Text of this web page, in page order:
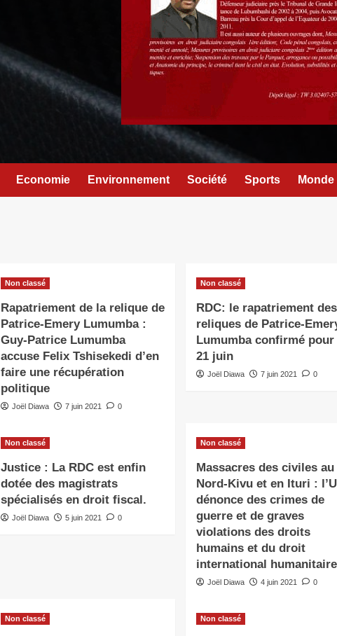
Economie Environnement Société Sports Monde
Non classé
Rapatriement de la relique de
Patrice-Emery Lumumba :
Guy-Patrice Lumumba
accuse Felix Tshisekedi d’en
faire une récupération
politique
Joël Diawa 7 juin 2021 0
Non classé
RDC: le rapatriement des
reliques de Patrice-
Lumumba confirmé pour
21 juin
Joël Diawa 7 juin 2021 0
Non classé
Justice : La RDC est enfin
dotée des magistrats
spécialisés en droit fiscal.
Joël Diawa 5 juin 2021 0
Non classé
Massacres des civiles au
Nord-Kivu et en Ituri :
dénonce des crimes de
guerre et de graves
violations des droits
humains et du droit
international humanitaire
Joël Diawa 4 juin 2021 0
Non classé Non classé